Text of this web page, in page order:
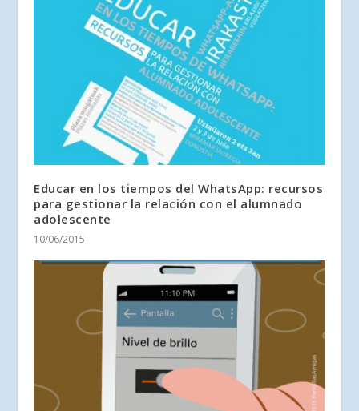
Educar en los tiempos del WhatsApp: recursos
para gestionar la relación con el alumnado
adolescente
10/06/2015